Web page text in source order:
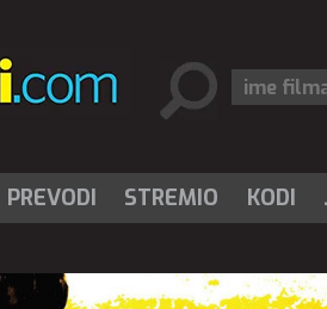
PREVODI STREMIO KODI